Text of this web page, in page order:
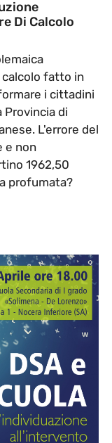
Di Calcolo
calcolo fatto in
i cittadini
Provincia di
L'errore del
e non
1962,50
profumata?